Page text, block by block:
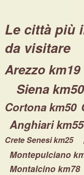
Le città più
da visitare
Arezzo km19
Siena km50
Cortona km50
Anghiari km55
Crete Senesi km25
Montepulciano
Montalcino km78